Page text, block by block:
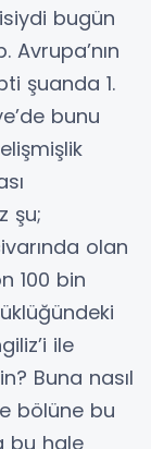
bugün
şuanda 1.
bunu
şu;
olan
100 bin
ile
Buna nasıl
bölüne bu
bu hale